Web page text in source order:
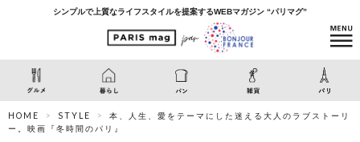
シンプルで上質なライフスタイルを提案するWEBマガジン “パリマグ”
HOME STYLE
本、人生、愛をテーマにした迷える大人のラブストーリ
ー。映画『冬時間のパリ』